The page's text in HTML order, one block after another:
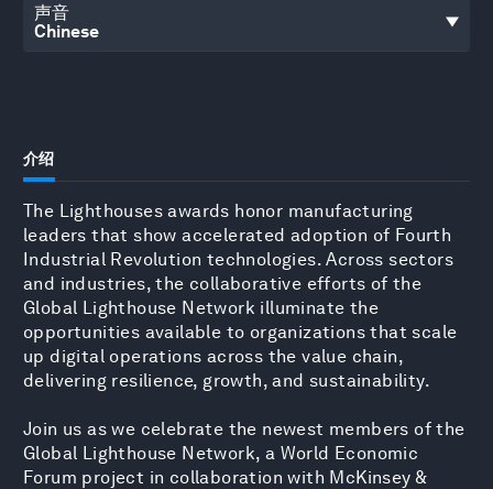
声音
介绍
The Lighthouses awards honor manufacturing
leaders that show accelerated adoption of Fourth
Industrial Revolution technologies. Across sectors
and industries, the collaborative efforts of the
Global Lighthouse Network illuminate the
opportunities available to organizations that scale
up digital operations across the value chain,
delivering resilience, growth, and sustainability.
Join us as we celebrate the newest members of the
Global Lighthouse Network, a World Economic
Forum project in collaboration with McKinsey &